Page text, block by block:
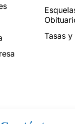
Tasas